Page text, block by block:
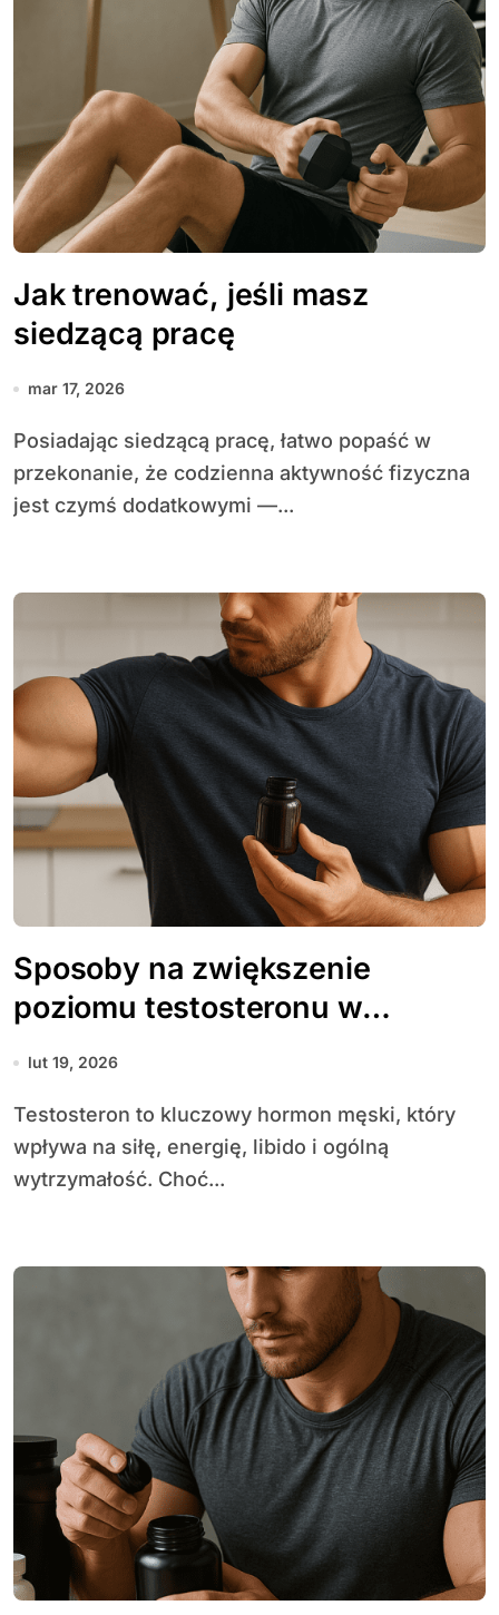
Jak trenować, jeśli masz
siedzącą pracę
mar 17, 2026
Posiadając siedzącą pracę, łatwo popaść w
przekonanie, że codzienna aktywność fizyczna
jest czymś dodatkowymi —...
Sposoby na zwiększenie
poziomu testosteronu w
naturalny sposób
lut 19, 2026
Testosteron to kluczowy hormon męski, który
wpływa na siłę, energię, libido i ogólną
wytrzymałość. Choć...